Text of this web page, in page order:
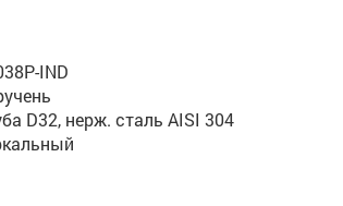
IND
D32, нерж. cталь AISI 304